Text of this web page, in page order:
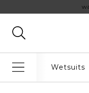
Wetsuits